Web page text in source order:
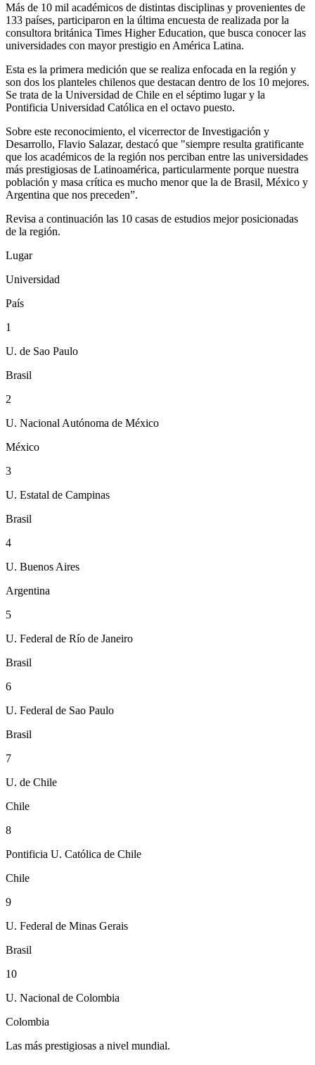
Más de 10 mil académicos de distintas disciplinas y provenientes de
133 países, participaron en la última encuesta de realizada por la
consultora británica Times Higher Education, que busca conocer las
universidades con mayor prestigio en América Latina.
Esta es la primera medición que se realiza enfocada en la región y
son dos los planteles chilenos que destacan dentro de los 10 mejores.
Se trata de la Universidad de Chile en el séptimo lugar y la
Pontificia Universidad Católica en el octavo puesto.
Sobre este reconocimiento, el vicerrector de Investigación y
Desarrollo, Flavio Salazar, destacó que "siempre resulta gratificante
que los académicos de la región nos perciban entre las universidades
más prestigiosas de Latinoamérica, particularmente porque nuestra
población y masa crítica es mucho menor que la de Brasil, México y
Argentina que nos preceden”.
Revisa a continuación las 10 casas de estudios mejor posicionadas
de la región.
Lugar
Universidad
País
1
U. de Sao Paulo
Brasil
2
U. Nacional Autónoma de México
México
3
U. Estatal de Campinas
Brasil
4
U. Buenos Aires
Argentina
5
U. Federal de Río de Janeiro
Brasil
6
U. Federal de Sao Paulo
Brasil
7
U. de Chile
Chile
8
Pontificia U. Católica de Chile
Chile
9
U. Federal de Minas Gerais
Brasil
10
U. Nacional de Colombia
Colombia
Las más prestigiosas a nivel mundial.